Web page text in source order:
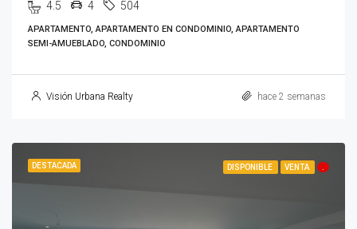
4.5 4 504
APARTAMENTO, APARTAMENTO EN CONDOMINIO, APARTAMENTO
SEMI-AMUEBLADO, CONDOMINIO
Visión Urbana Realty hace 2 semanas
DESTACADA DISPONIBLE VENTA